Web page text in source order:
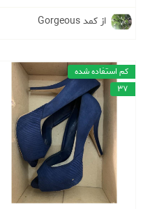
از کمد Gorgeous
کم استفاده شده
37